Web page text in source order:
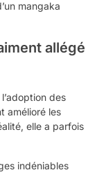
mangaka
allégé
des
amélioré les
elle a parfois
indéniables